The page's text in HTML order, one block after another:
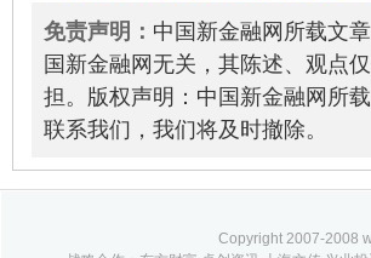
08
免责声明： 中国新金融网所载文
国新金融网无关，其陈述、观点
担。版权声明：中国新金融网所
联系我们，我们将及时撤除。
Copyright 2007-2008